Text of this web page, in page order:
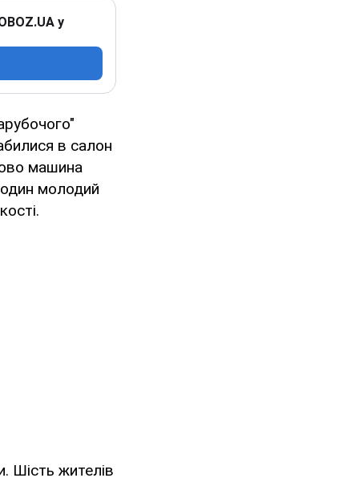
у
в салон
машина
один молодий
Шість жителів